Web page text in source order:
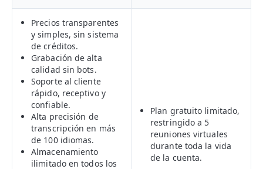
Precios transparentes
y simples, sin sistema
de créditos.
Grabación de alta
calidad sin bots.
Soporte al cliente
rápido, receptivo y
confiable.
Alta precisión de
transcripción en más
de 100 idiomas.
Almacenamiento
ilimitado en todos los
Plan gratuito limitado,
restringido a 5
reuniones virtuales
durante toda la vida
de la cuenta.